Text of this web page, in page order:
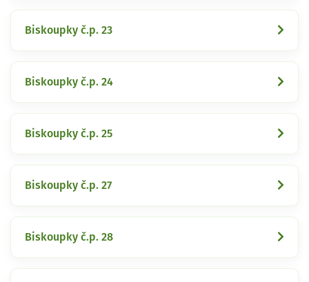
Biskoupky č.p. 23
Biskoupky č.p. 24
Biskoupky č.p. 25
Biskoupky č.p. 27
Biskoupky č.p. 28